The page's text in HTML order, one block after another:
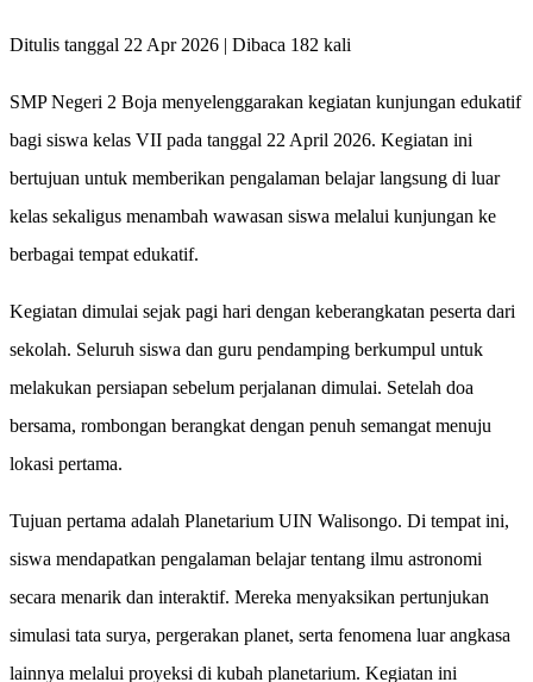
Ditulis tanggal 22 Apr 2026 | Dibaca 182 kali
SMP Negeri 2 Boja menyelenggarakan kegiatan kunjungan edukatif
bagi siswa kelas VII pada tanggal 22 April 2026. Kegiatan ini
bertujuan untuk memberikan pengalaman belajar langsung di luar
kelas sekaligus menambah wawasan siswa melalui kunjungan ke
berbagai tempat edukatif.
Kegiatan dimulai sejak pagi hari dengan keberangkatan peserta dari
sekolah. Seluruh siswa dan guru pendamping berkumpul untuk
melakukan persiapan sebelum perjalanan dimulai. Setelah doa
bersama, rombongan berangkat dengan penuh semangat menuju
lokasi pertama.
Tujuan pertama adalah Planetarium UIN Walisongo. Di tempat ini,
siswa mendapatkan pengalaman belajar tentang ilmu astronomi
secara menarik dan interaktif. Mereka menyaksikan pertunjukan
simulasi tata surya, pergerakan planet, serta fenomena luar angkasa
lainnya melalui proyeksi di kubah planetarium. Kegiatan ini